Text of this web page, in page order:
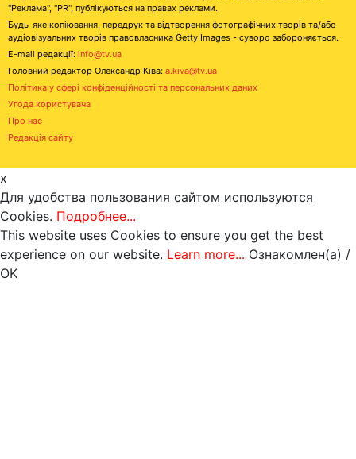
"Реклама", "PR", публікуються на правах реклами.
Будь-яке копіювання, передрук та відтворення фотографічних творів та/або
аудіовізуальних творів правовласника Getty Images - суворо забороняється.
E-mail редакції: info@tv.ua
Головний редактор Олександр Ківа: a.kiva@tv.ua
Політика у сфері конфіденційності та персональних даних
Угода користувача
Про нас
Редакція сайту
x
Для удобства пользования сайтом используются
Cookies. Подробнее...
This website uses Cookies to ensure you get the best
experience on our website. Learn more... Ознакомлен(а) /
OK